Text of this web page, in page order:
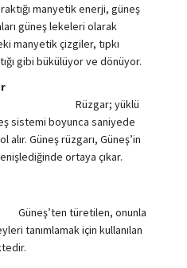
manyetik enerji, güneş
güneş lekeleri olarak
manyetik çizgiler, tıpkı
gibi bükülüyor ve dönüyor.
rüzgarı üretir
Rüzgar; yüklü
sistemi boyunca saniyede
alır. Güneş rüzgarı, Güneş’in
ortaya çıkar.
Latincesidir.
Güneş’ten türetilen, onunla
tanımlamak için kullanılan